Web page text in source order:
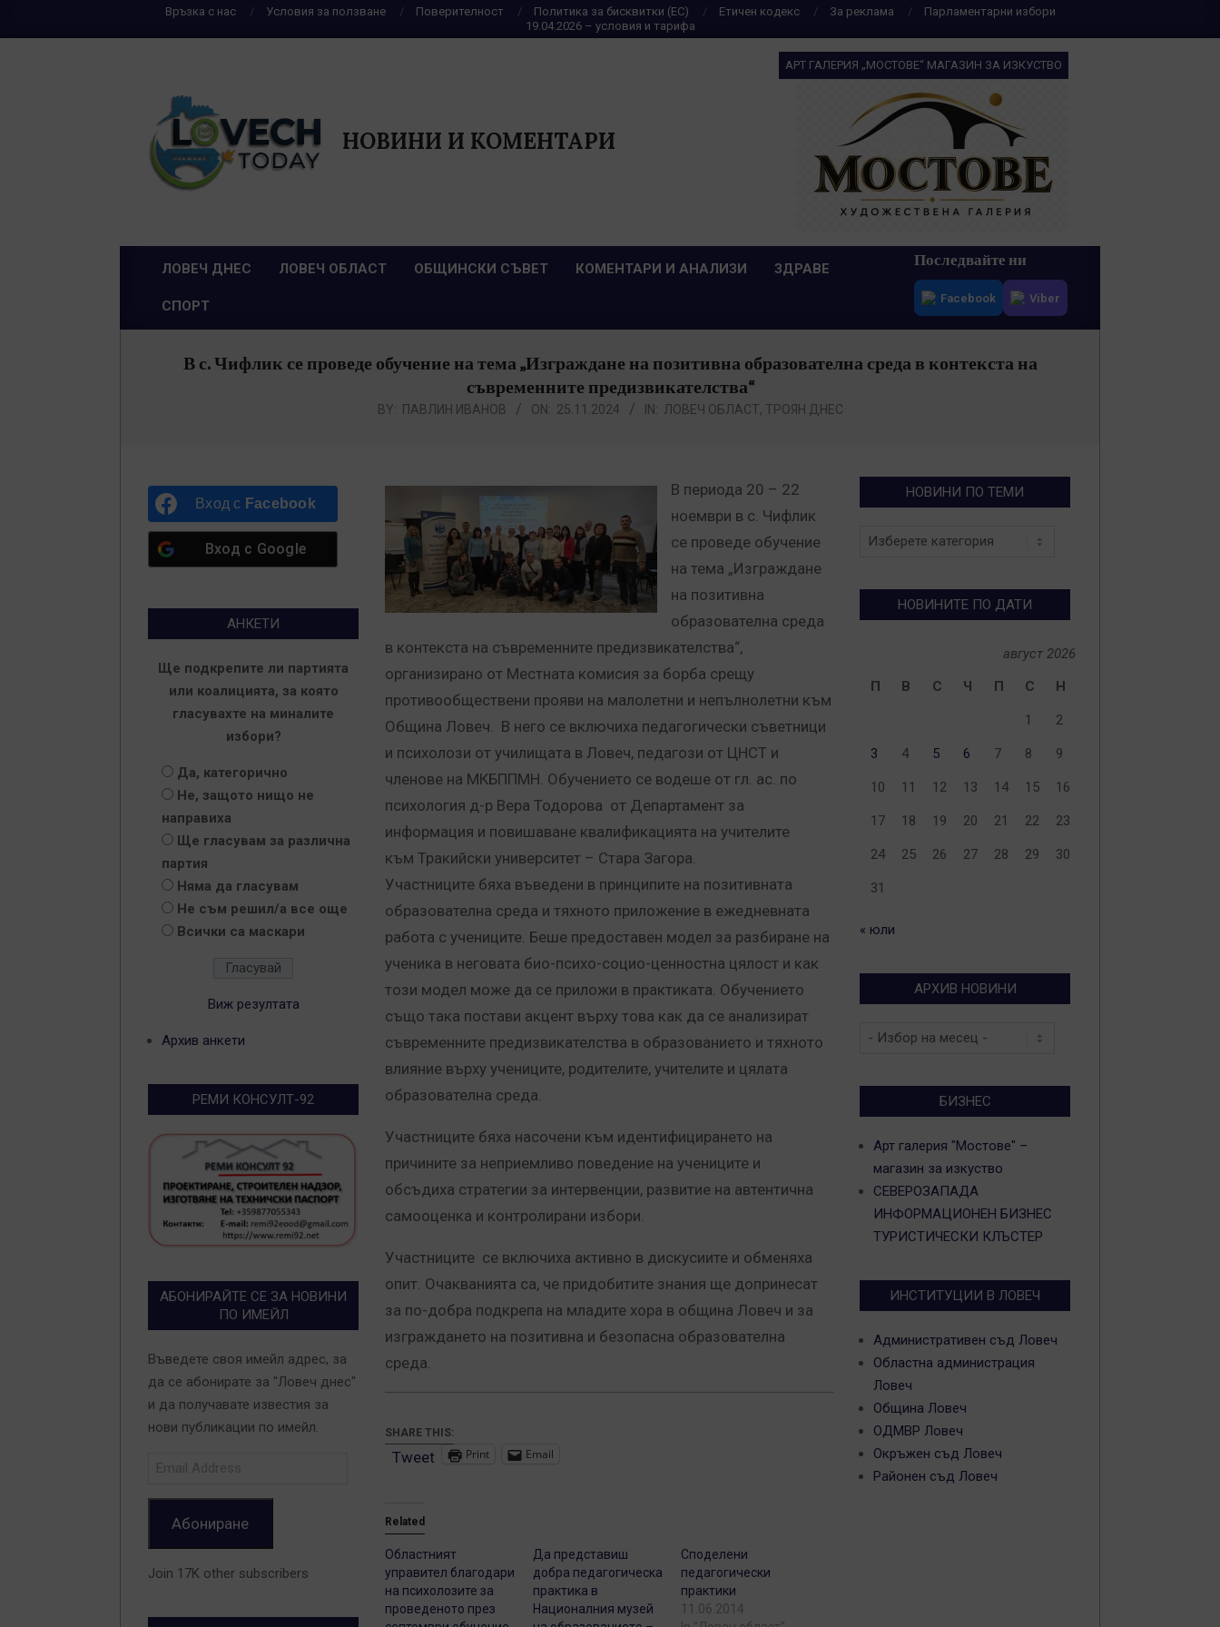
Връзка с нас Условия за ползване Поверителност Политика за бисквитки (ЕС) Етичен кодекс За реклама
Парламентарни избори
19.04.2026 – условия и тарифа
НОВИНИ И КОМЕНТАРИ
АРТ ГАЛЕРИЯ „МОСТОВЕ“ МАГАЗИН ЗА ИЗКУСТВО
Primary
ЛОВЕЧ ДНЕС ЛОВЕЧ ОБЛАСТ ОБЩИНСКИ СЪВЕТ КОМЕНТАРИ И АНАЛИЗИ ЗДРАВЕ
СПОРТ
Последвайте ни
Facebook Viber
В с. Чифлик се проведе обучение на тема „Изграждане на позитивна образователна среда в контекста на
съвременните предизвикателства“
BY: ПАВЛИН ИВАНОВ ON: 25.11.2024 IN: ЛОВЕЧ ОБЛАСТ, ТРОЯН ДНЕС
В периода 20 – 22
ноември в с. Чифлик
се проведе обучение
на тема „Изграждане
на позитивна
образователна среда
в контекста на съвременните предизвикателства“,
организирано от Местната комисия за борба срещу
противообществени прояви на малолетни и непълнолетни към
Община Ловеч. В него се включиха педагогически съветници
и психолози от училищата в Ловеч, педагози от ЦНСТ и
членове на МКБППМН. Обучението се водеше от гл. ас. по
психология д-р Вера Тодорова от Департамент за
информация и повишаване квалификацията на учителите
към Тракийски университет – Стара Загора.
Участниците бяха въведени в принципите на позитивната
образователна среда и тяхното приложение в ежедневната
работа с учениците. Беше предоставен модел за разбиране на
ученика в неговата био-психо-социо-ценностна цялост и как
този модел може да се приложи в практиката. Обучението
също така постави акцент върху това как да се анализират
съвременните предизвикателства в образованието и тяхното
влияние върху учениците, родителите, учителите и цялата
образователна среда.
Участниците бяха насочени към идентифицирането на
причините за неприемливо поведение на учениците и
обсъдиха стратегии за интервенции, развитие на автентична
самооценка и контролирани избори.
Участниците се включиха активно в дискусиите и обменяха
опит. Очакванията са, че придобитите знания ще допринесат
за по-добра подкрепа на младите хора в община Ловеч и за
изграждането на позитивна и безопасна образователна
среда.
SHARE THIS:
Tweet Print Email
Related
Областният
управител благодари
на психолозите за
проведеното през
Да представиш
добра педагогическа
практика в
Националния музей
Споделени
педагогически
практики
11.06.2014
Вход с Facebook
Вход с Google
АНКЕТИ
Ще подкрепите ли партията
или коалицията, за която
гласувахте на миналите
избори?
Да, категорично
Не, защото нищо не
направиха
Ще гласувам за различна
партия
Няма да гласувам
Не съм решил/а все още
Всички са маскари
Виж резултата
Архив анкети
РЕМИ КОНСУЛТ-92
АБОНИРАЙТЕ СЕ ЗА НОВИНИ
ПО ИМЕЙЛ
Въведете своя имейл адрес, за
да се абонирате за "Ловеч днес"
и да получавате известия за
нови публикации по имейл.
Абониране
Join 17K other subscribers
НОВИНИ ПО ТЕМИ
Новини
НОВИНИТЕ ПО ДАТИ
август 2026
П
В С Ч П С Н
1 2
3 4 5 6 7 8 9
10 11 12 13 14 15 16
17 18 19 20 21 22 23
24 25 26 27 28 29 30
31
« юли
АРХИВ НОВИНИ
Архив
БИЗНЕС
Арт галерия "Мостове" –
магазин за изкуство
СЕВЕРОЗАПАДА
ИНФОРМАЦИОНЕН БИЗНЕС
ТУРИСТИЧЕСКИ КЛЪСТЕР
ИНСТИТУЦИИ В ЛОВЕЧ
Административен съд Ловеч
Областна администрация
Ловеч
Община Ловеч
ОДМВР Ловеч
Окръжен съд Ловеч
Районен съд Ловеч